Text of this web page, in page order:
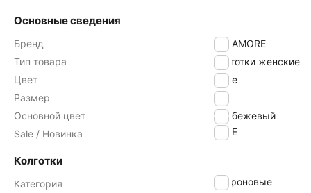
Основные сведения
Бренд
INNAMORE
Тип товара
Колготки женские
Цвет
miele
Размер
3
Основной цвет
бежевый
Sale / Новинка
SALE
Колготки
Категория
капроновые